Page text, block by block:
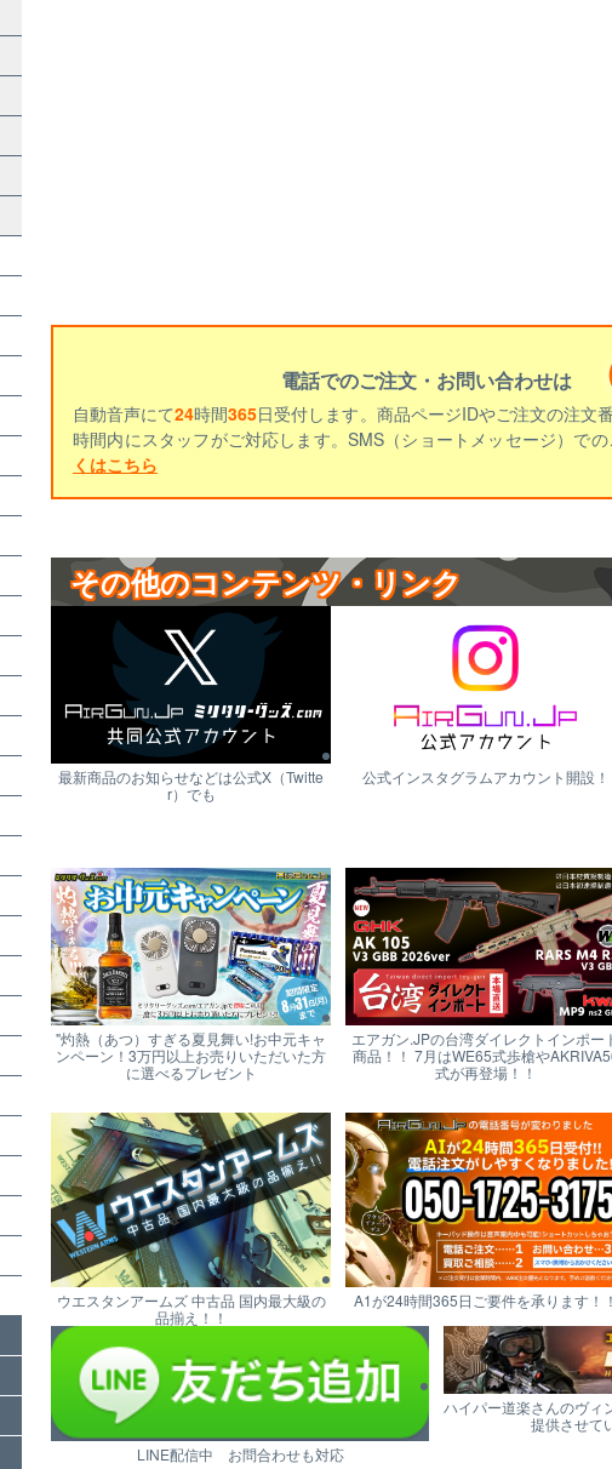
電話でのご注文・お問い合わせは
自動音声にて24時間365日受付します。商品ページIDやご注文の注文番
時間内にスタッフがご対応します。SMS（ショートメッセージ）で
くはこちら
その他のコンテンツ・リンク
最新商品のお知らせなどは公式X（Twitte
r）でも
公式インスタグラムアカウント開設！
"灼熱（あつ）すぎる夏見舞い!お中元キャ
ンペーン！3万円以上お売りいただいた方
に選べるプレゼント
エアガン.JPの台湾ダイレクトインポー
商品！！ 7月はWE65式歩槍や
式が再登場！！
ウエスタンアームズ 中古品 国内最大級の
品揃え！！
A1が24時間365日ご要件を承ります！！
LINE配信中 お問合わせも対応
ハイパー道楽さんのヴィ
提供させて